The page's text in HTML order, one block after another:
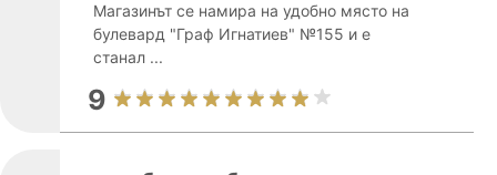
Магазинът се намира на удобно място на
булевард "Граф Игнатиев" №155 и е
станал ...
9